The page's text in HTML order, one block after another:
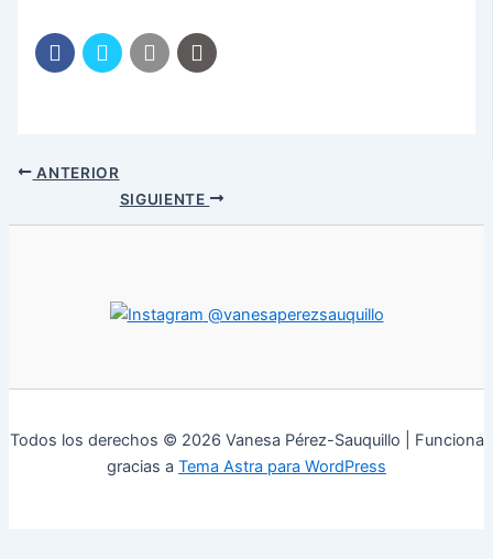
ANTERIOR
SIGUIENTE
@vanesaperezsauquillo
Todos los derechos © 2026 Vanesa Pérez-Sauquillo | Funciona
gracias a Tema Astra para WordPress